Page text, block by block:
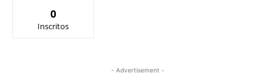
0
Inscritos
- Advertisement -